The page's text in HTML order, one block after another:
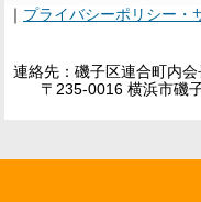
｜ プライバシーポリシー・
連絡先：磯子区連合町内
〒235-0016 横浜市